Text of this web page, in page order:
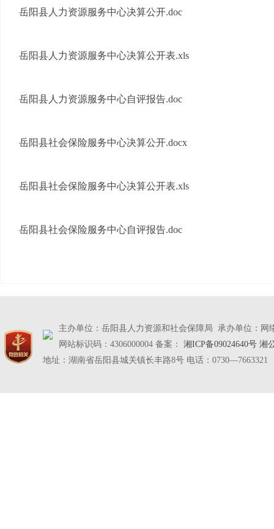
岳阳县人力资源服务中心决算公开.doc
岳阳县人力资源服务中心决算公开表.xls
岳阳县人力资源服务中心自评报告.doc
岳阳县社会保险服务中心决算公开.docx
岳阳县社会保险服务中心决算公开表.xls
岳阳县社会保险服务中心自评报告.doc
主办单位：岳阳县人力资源和社会保障局 承办单位：网
网站标识码：4306000004 备案： 湘ICP备09024640号 湘
地址：湖南省岳阳县城关镇长丰路8号 电话：0730—7663321